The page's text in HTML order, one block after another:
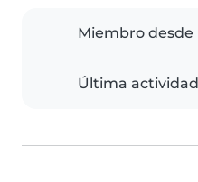
Miembro desde
Última actividad